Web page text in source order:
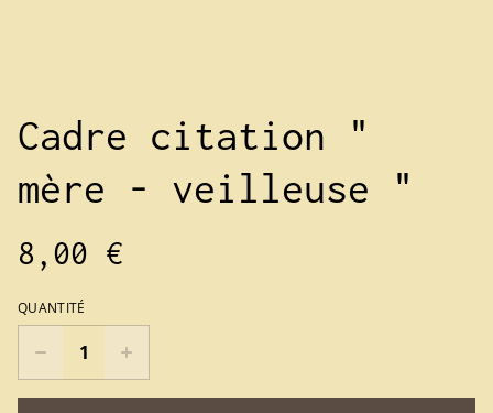
Cadre citation "
mère - veilleuse "
8,00 €
QUANTITÉ